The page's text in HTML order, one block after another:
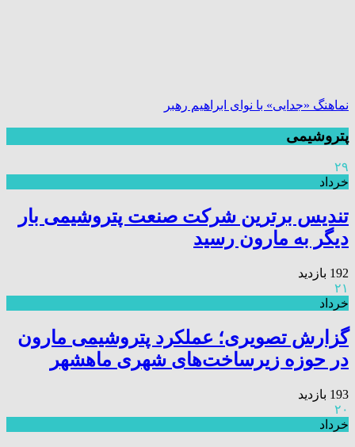
نماهنگ «جدایی» با نوای ابراهیم رهبر
پتروشیمی
۲۹
خرداد
تندیس برترین شرکت صنعت پتروشیمی بار
دیگر به مارون رسید
192 بازدید
۲۱
خرداد
گزارش تصویری؛ عملکرد پتروشیمی مارون
در حوزه زیرساخت‌های شهری ماهشهر
193 بازدید
۲۰
خرداد